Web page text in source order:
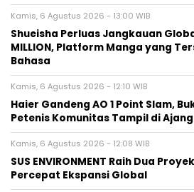
Kamis, 6 Agustus 2026 - 13:00 WIB
Shueisha Perluas Jangkauan
MILLION, Platform Manga yang
Bahasa
Kamis, 6 Agustus 2026 - 12:10 WIB
Haier Gandeng AO 1 Point Slam,
Petenis Komunitas Tampil di
Kamis, 6 Agustus 2026 - 12:08 WIB
SUS ENVIRONMENT Raih Dua
Percepat Ekspansi Global